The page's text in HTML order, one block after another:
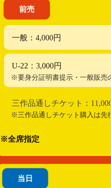
前売
一般：4,000円
U-22：3,000円
※要身分証明書提示・一般販売
三作品通しチケット：
※三作品通しチケット購入は先
※全席指定
当日